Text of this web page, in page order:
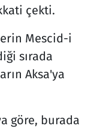
çekti.
Mescid-i
sırada
Aksa'ya
göre, burada